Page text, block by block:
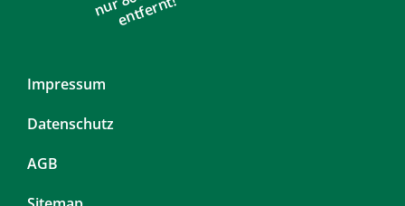
entfernt!
Navigation
überspringen
Impressum
Datenschutz
AGB